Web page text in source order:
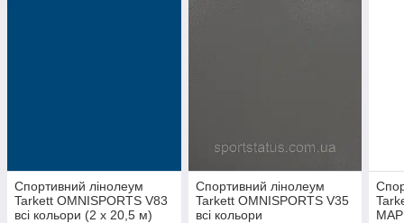
Спортивний лінолеум
Tarkett OMNISPORTS V83
всі кольори (2 x 20,5 м)
Спортивний лінолеум
Tarkett OMNISPORTS V35
всі кольори